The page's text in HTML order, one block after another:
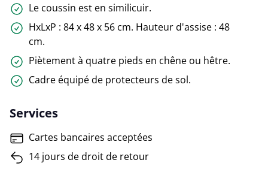
Le coussin est en similicuir.
HxLxP : 84 x 48 x 56 cm. Hauteur d'assise : 48
cm.
Piètement à quatre pieds en chêne ou hêtre.
Cadre équipé de protecteurs de sol.
Services
Cartes bancaires acceptées
14 jours de droit de retour